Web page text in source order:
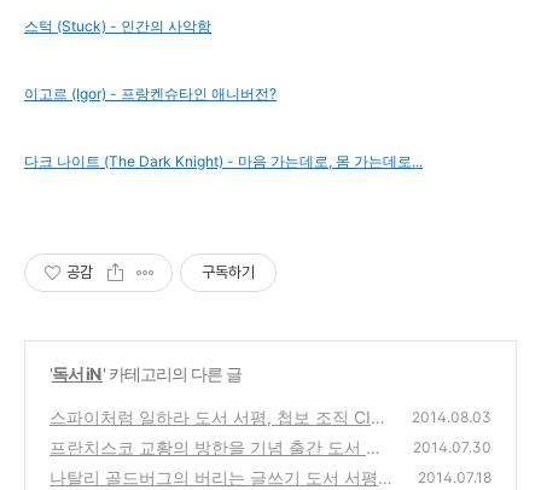
스턱 (Stuck) - 인간의 사악함
이고르 (Igor) - 프랑켄슈타인 애니버전?
다크 나이트 (The Dark Knight) - 마음 가는데로, 몸 가는데로...
공감 구독하기
'독서 iN' 카테고리의 다른 글
스파이처럼 일하라 도서 서평, 첩보 조직 CIA
의 정보력, 관찰력, 분석력
(0)
2014.08.03
프란치스코 교황의 방한을 기념 출간 도서 안
녕하세요 교황입니다 책 서평
(0)
2014.07.30
나탈리 골드버그의 버리는 글쓰기 도서 서평,
2014.07.18